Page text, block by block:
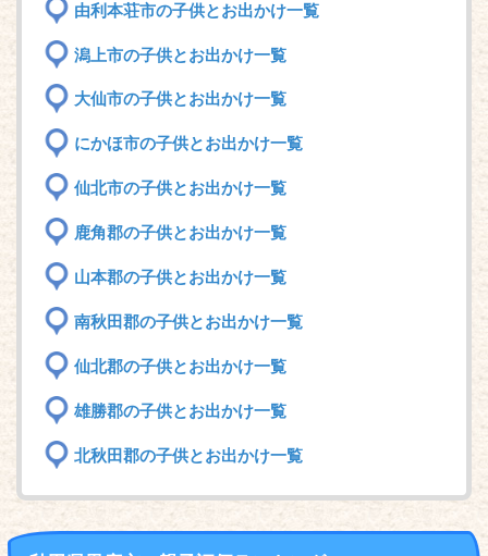
由利本荘市の子供とお出かけ一覧
潟上市の子供とお出かけ一覧
大仙市の子供とお出かけ一覧
にかほ市の子供とお出かけ一覧
仙北市の子供とお出かけ一覧
鹿角郡の子供とお出かけ一覧
山本郡の子供とお出かけ一覧
南秋田郡の子供とお出かけ一覧
仙北郡の子供とお出かけ一覧
雄勝郡の子供とお出かけ一覧
北秋田郡の子供とお出かけ一覧